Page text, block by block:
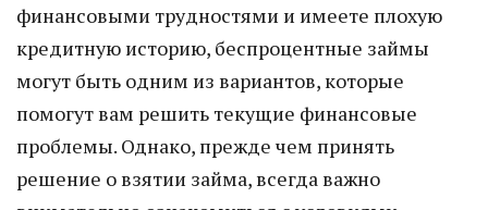
финансовыми трудностями и имеете плохую
кредитную историю, беспроцентные займы
могут быть одним из вариантов, которые
помогут вам решить текущие финансовые
проблемы. Однако, прежде чем принять
решение о взятии займа, всегда важно